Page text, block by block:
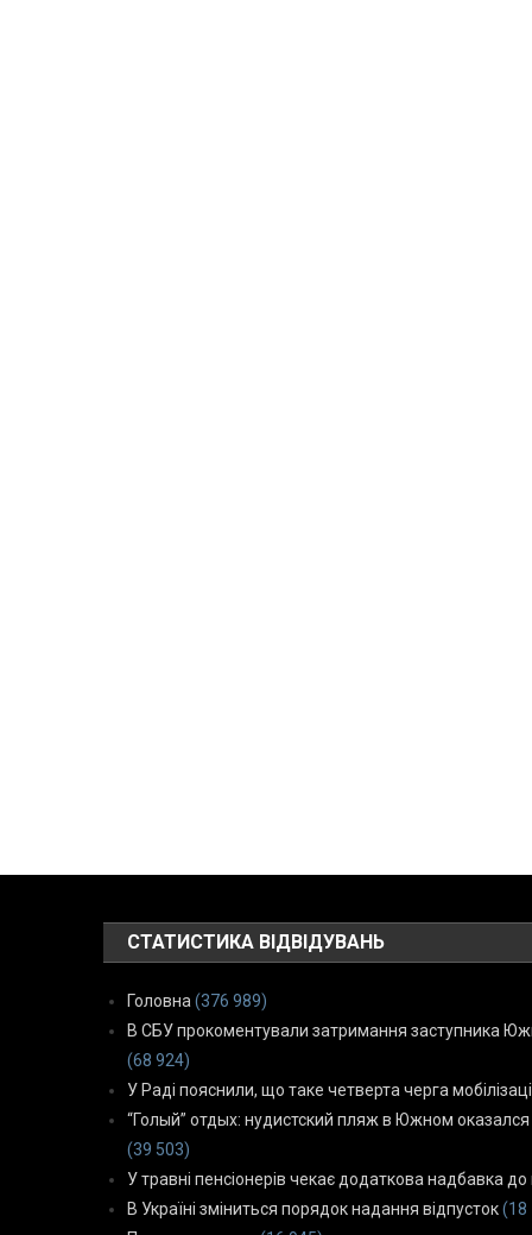
СТАТИСТИКА ВІДВІДУВАНЬ
Головна (376 989)
В СБУ прокоментували затримання заступника
(68 924)
У Раді пояснили, що таке четверта черга
“Голый” отдых: нудистский пляж в Южном
(39 503)
У травні пенсіонерів чекає додаткова надбавка до
В Україні зміниться порядок надання відпусток (18